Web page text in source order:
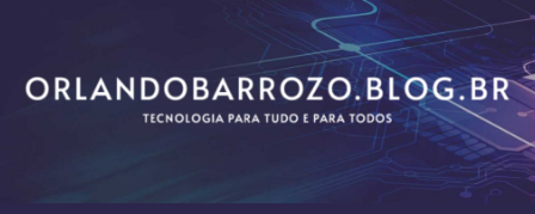
content